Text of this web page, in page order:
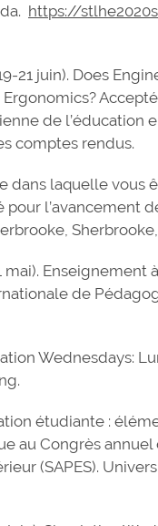
https://
21 juin). Does
de l’éducation
comptes rendus.
dans laquelle vous
l’avancement
mai). Enseignement
de
Wednesdays:
étudiante :
au Congrès annuel
(SAPES).